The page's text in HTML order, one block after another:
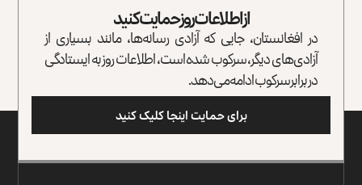
از اطلاعات روز حمایت کنید
در افغانستان، جایی که آزادی رسانه‌ها، مانند بسیاری از
آزادی‌های دیگر، سرکوب شده است، اطلاعات روز به ایستادگی
در برابر سرکوب ادامه می‌دهد.
برای حمایت اینجا کلیک کنید